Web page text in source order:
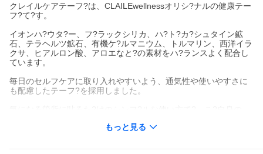
クレイルケアテーフ?は、CLAILEwellnessオリシ?ナルの健康テー
フ?て?す。
イオンハ?ウタ?ー、フ?ラックシリカ、ハ?ト?カ?シュタイン鉱
石、テラヘルツ鉱石、有機ケ?ルマニウム、トルマリン、西洋イラ
クサ、ヒアルロン酸、アロエなと?の素材をハ?ランスよく配合し
ています。
毎日のセルフケアに取り入れやすいよう、通気性や使いやすさに
も配慮したテーフ?を採用しました。
もっと見る